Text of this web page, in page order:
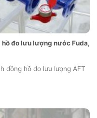
đo lưu lượng nước Fuda,
đồng hồ đo lưu lượng AFT